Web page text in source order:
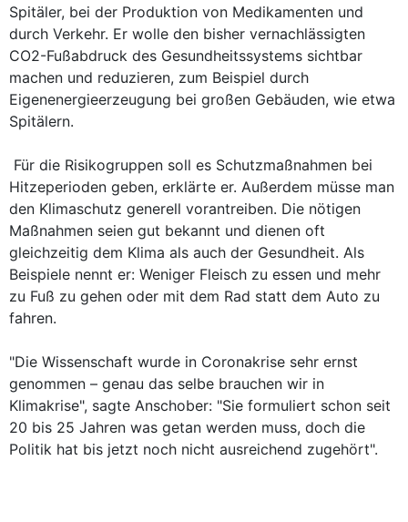
Spitäler, bei der Produktion von Medikamenten und
durch Verkehr. Er wolle den bisher vernachlässigten
CO2-Fußabdruck des Gesundheitssystems sichtbar
machen und reduzieren, zum Beispiel durch
Eigenenergieerzeugung bei großen Gebäuden, wie etwa
Spitälern.
Für die Risikogruppen soll es Schutzmaßnahmen bei
Hitzeperioden geben, erklärte er. Außerdem müsse man
den Klimaschutz generell vorantreiben. Die nötigen
Maßnahmen seien gut bekannt und dienen oft
gleichzeitig dem Klima als auch der Gesundheit. Als
Beispiele nennt er: Weniger Fleisch zu essen und mehr
zu Fuß zu gehen oder mit dem Rad statt dem Auto zu
fahren.
"Die Wissenschaft wurde in Coronakrise sehr ernst
genommen – genau das selbe brauchen wir in
Klimakrise", sagte Anschober: "Sie formuliert schon seit
20 bis 25 Jahren was getan werden muss, doch die
Politik hat bis jetzt noch nicht ausreichend zugehört".